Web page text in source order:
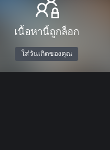
เนื้อหานี้ถูกล็อก
ใส่วันเกิดของคุณ